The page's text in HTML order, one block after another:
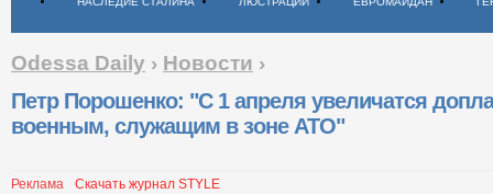
Odessa Daily › Новости ›
Петр Порошенко: "С 1 апреля увеличатся
военным, служащим в зоне АТО"
Реклама Скачать журнал STYLE